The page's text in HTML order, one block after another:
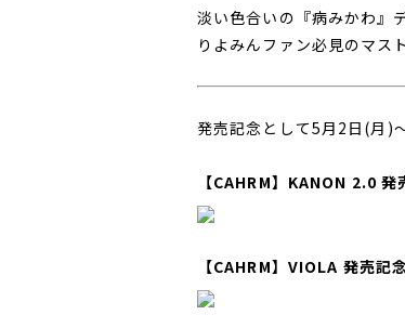
淡い色合いの『病みかわ』
りよみんファン必見のマス
発売記念として5月2日(月)
【CAHRM】KANON 2.0
【CAHRM】VIOLA 発売記